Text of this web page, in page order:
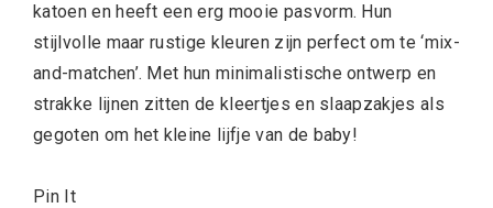
katoen en heeft een erg mooie pasvorm. Hun
stijlvolle maar rustige kleuren zijn perfect om te ‘mix-
and-matchen’. Met hun minimalistische ontwerp en
strakke lijnen zitten de kleertjes en slaapzakjes als
gegoten om het kleine lijfje van de baby!
Pin It